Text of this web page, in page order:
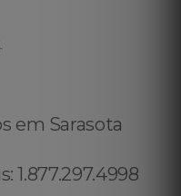
em Sarasota
1.877.297.4998